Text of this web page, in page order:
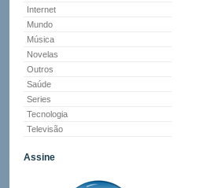
Internet
Mundo
Música
Novelas
Outros
Saúde
Series
Tecnologia
Televisão
Assine